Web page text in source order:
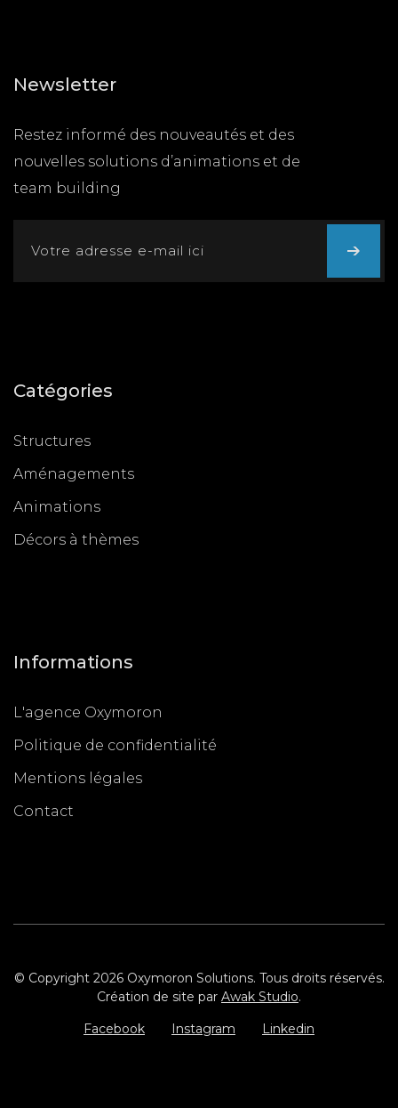
Newsletter
Restez informé des nouveautés et des
nouvelles solutions d’animations et de
team building
Catégories
Structures
Aménagements
Animations
Décors à thèmes
Informations
L'agence Oxymoron
Politique de confidentialité
Mentions légales
Contact
© Copyright 2026 Oxymoron Solutions. Tous droits réservés.
Création de site par Awak Studio.
Facebook
Instagram Linkedin